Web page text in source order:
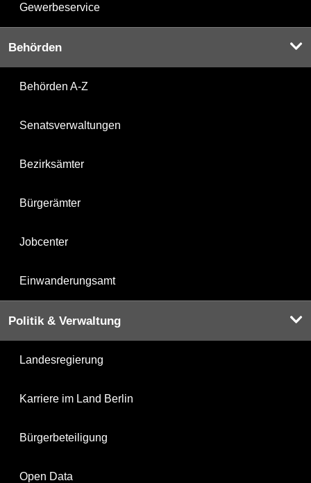
Gewerbeservice
Behörden
Behörden A-Z
Senatsverwaltungen
Bezirksämter
Bürgerämter
Jobcenter
Einwanderungsamt
Politik & Verwaltung
Landesregierung
Karriere im Land Berlin
Bürgerbeteiligung
Open Data